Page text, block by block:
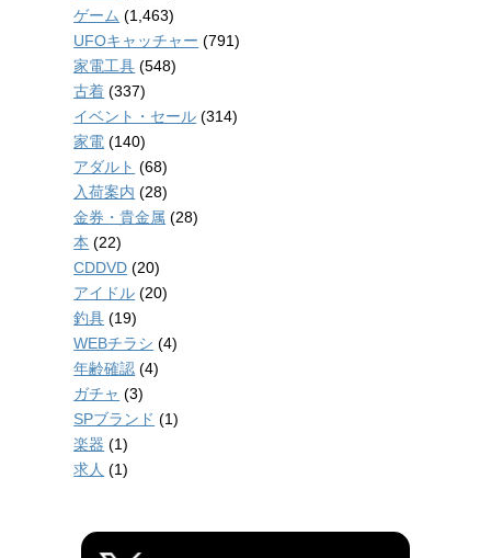
ゲーム (1,463)
UFOキャッチャー (791)
家電工具 (548)
古着 (337)
イベント・セール (314)
家電 (140)
アダルト (68)
入荷案内 (28)
金券・貴金属 (28)
本 (22)
CDDVD (20)
アイドル (20)
釣具 (19)
WEBチラシ (4)
年齢確認 (4)
ガチャ (3)
SPブランド (1)
楽器 (1)
求人 (1)